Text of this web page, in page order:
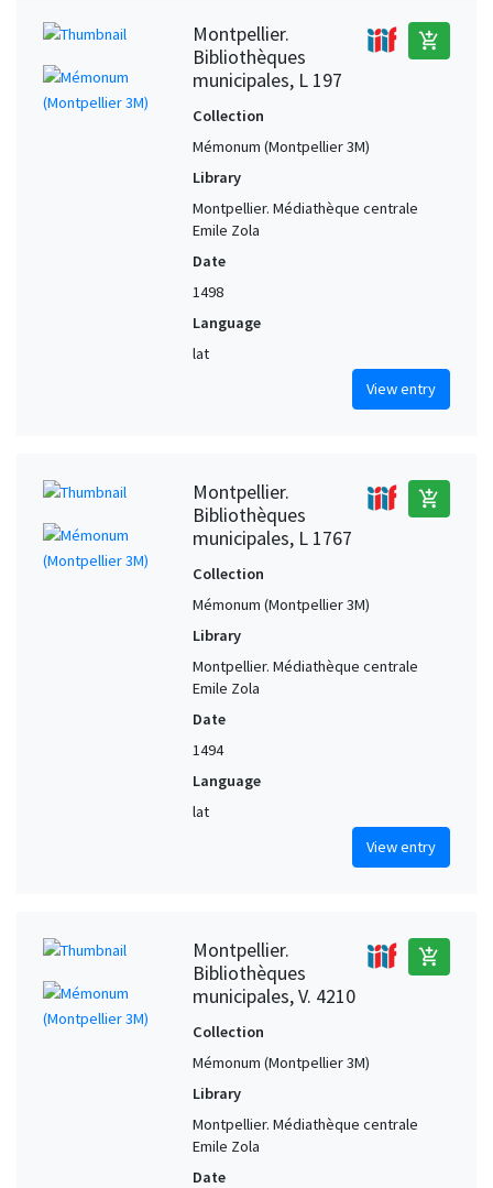
Montpellier.
Bibliothèques
municipales, L 197
add_shopping_cart
Collection
Mémonum (Montpellier 3M)
Library
Montpellier. Médiathèque centrale
Emile Zola
Date
1498
Language
lat
View entry
Montpellier.
Bibliothèques
municipales, L 1767
add_shopping_cart
Collection
Mémonum (Montpellier 3M)
Library
Montpellier. Médiathèque centrale
Emile Zola
Date
1494
Language
lat
View entry
Montpellier.
Bibliothèques
municipales, V. 4210
add_shopping_cart
Collection
Mémonum (Montpellier 3M)
Library
Montpellier. Médiathèque centrale
Emile Zola
Date